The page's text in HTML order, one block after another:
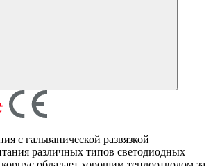
с гальванической развязкой
различных типов светодиодных